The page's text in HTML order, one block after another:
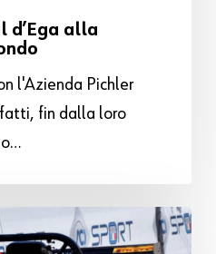
d’Ega alla
l'Azienda Pichler
fin dalla loro